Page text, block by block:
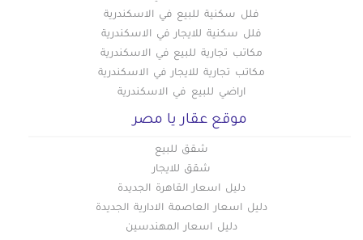
فلل سكنية للبيع في الاسكندرية
فلل سكنية للايجار في الاسكندرية
مكاتب تجارية للبيع في الاسكندرية
مكاتب تجارية للايجار في الاسكندرية
اراضي للبيع في الاسكندرية
موقع عقار يا مصر
شقق للبيع
شقق للايجار
دليل اسعار القاهرة الجديدة
دليل اسعار العاصمة الادارية الجديدة
دليل اسعار المهندسين